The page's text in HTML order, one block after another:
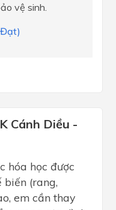
vệ sinh.
Cánh Diều -
hóa học được
biến (rang,
em cần thay